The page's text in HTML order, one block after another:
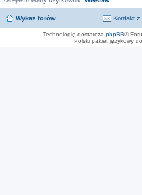
Wykaz forów Kontakt z
Technologię dostarcza phpBB®
Polski pakiet językowy